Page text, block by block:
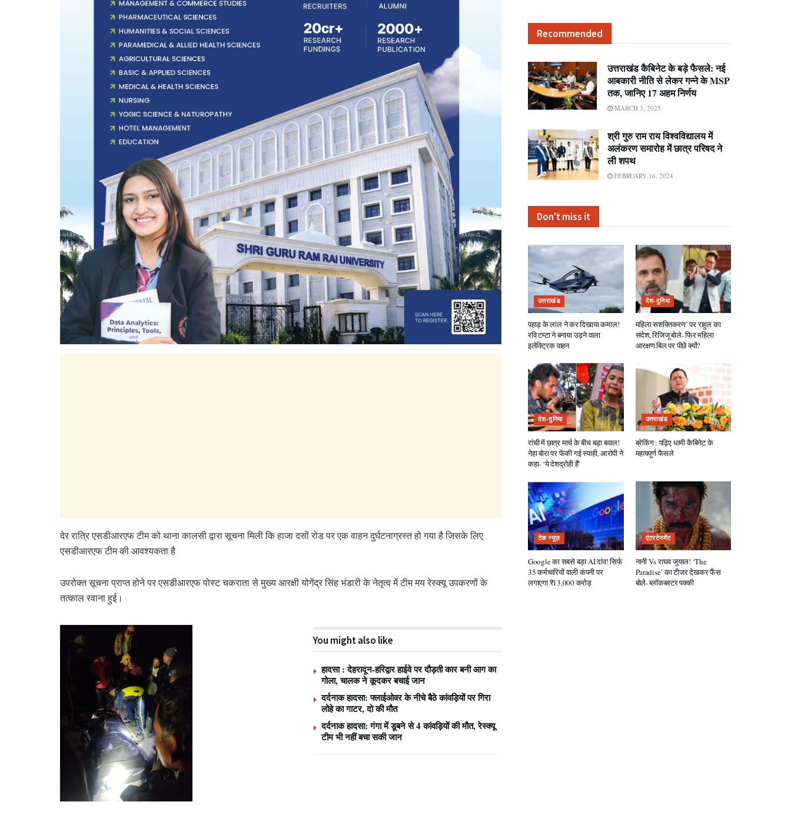
देर रात्रि एसडीआरएफ टीम को थाना कालसी द्वारा सूचना मिली कि हाजा दसों रोड पर एक वाहन दुर्घटनाग्रस्त हो गया है जिसके लिए
एसडीआरएफ टीम की आवश्यकता है
उपरोक्त सूचना प्राप्त होने पर एसडीआरएफ पोस्ट चकराता से मुख्य आरक्षी योगेंद्र सिंह भंडारी के नेतृत्व में टीम मय रेस्क्यू उपकरणों के
तत्काल रवाना हुई।
You might also like
हादसा : देहरादून-हरिद्वार हाईवे पर दौड़ती कार बनी आग का
गोला, चालक ने कूदकर बचाई जान
दर्दनाक हादसा: फ्लाईओवर के नीचे बैठे कांवड़ियों पर गिरा
लोहे का गाटर, दो की मौत
दर्दनाक हादसा: गंगा में डूबने से 4 कांवड़ियों की मौत, रेस्क्यू
टीम भी नहीं बचा सकी जान
Recommended
उत्तराखंड कैबिनेट के बड़े फैसले: नई
आबकारी नीति से लेकर गन्ने के MSP
तक, जानिए 17 अहम निर्णय
MARCH 3, 2025
श्री गुरु राम राय विश्वविद्यालय में
अलंकरण समारोह में छात्र परिषद ने
ली शपथ
FEBRUARY 16, 2024
Don't miss it
उत्तराखंड
पहाड़ के लाल ने कर दिखाया कमाल!
रवि टम्टा ने बनाया उड़ने वाला
इलेक्ट्रिक वाहन
देश-दुनिया
महिला सशक्तिकरण’ पर राहुल का
संदेश, रिजिजू बोले- फिर महिला
आरक्षण बिल पर पीछे क्यों?
देश-दुनिया
रांची में छात्र मार्च के बीच बड़ा बवाल!
नेहा बोरा पर फेंकी गई स्याही, आरोपी ने
कहा- ‘ये देशद्रोही हैं’
उत्तराखंड
ब्रेकिंग : पढ़िए धामी कैबिनेट के
महत्वपूर्ण फैसले
टेक न्यूज़
Google का सबसे बड़ा AI दांव! सिर्फ
35 कर्मचारियों वाली कंपनी पर
लगाएगा ₹13,000 करोड़
एंटरटेनमेंट
नानी Vs राघव जुयाल! ‘The
Paradise’ का टीजर देखकर फैंस
बोले- ब्लॉकबस्टर पक्की